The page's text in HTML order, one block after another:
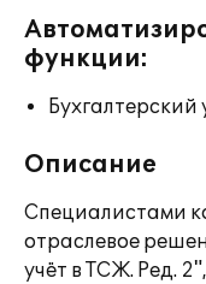
функции:
Бухгалтерский
Описание
Специалистами
отраслевое
учёт в ТСЖ. Ред.